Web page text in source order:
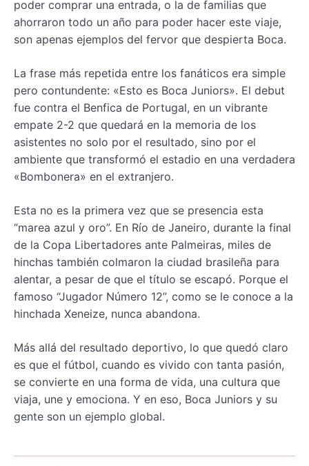
poder comprar una entrada, o la de familias que
ahorraron todo un año para poder hacer este viaje,
son apenas ejemplos del fervor que despierta Boca.
La frase más repetida entre los fanáticos era simple
pero contundente: «Esto es Boca Juniors». El debut
fue contra el Benfica de Portugal, en un vibrante
empate 2-2 que quedará en la memoria de los
asistentes no solo por el resultado, sino por el
ambiente que transformó el estadio en una verdadera
«Bombonera» en el extranjero.
Esta no es la primera vez que se presencia esta
“marea azul y oro”. En Río de Janeiro, durante la final
de la Copa Libertadores ante Palmeiras, miles de
hinchas también colmaron la ciudad brasileña para
alentar, a pesar de que el título se escapó. Porque el
famoso “Jugador Número 12”, como se le conoce a la
hinchada Xeneize, nunca abandona.
Más allá del resultado deportivo, lo que quedó claro
es que el fútbol, cuando es vivido con tanta pasión,
se convierte en una forma de vida, una cultura que
viaja, une y emociona. Y en eso, Boca Juniors y su
gente son un ejemplo global.